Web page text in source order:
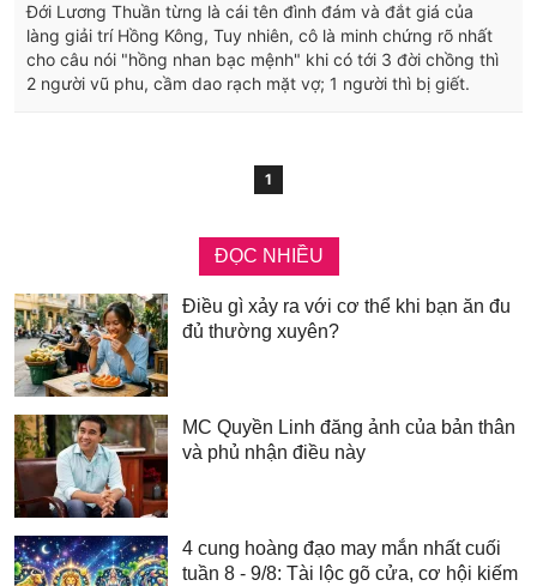
Đới Lương Thuần từng là cái tên đình đám và đắt giá của
làng giải trí Hồng Kông, Tuy nhiên, cô là minh chứng rõ nhất
cho câu nói "hồng nhan bạc mệnh" khi có tới 3 đời chồng thì
2 người vũ phu, cầm dao rạch mặt vợ; 1 người thì bị giết.
1
ĐỌC NHIỀU
Điều gì xảy ra với cơ thể khi bạn ăn đu
đủ thường xuyên?
MC Quyền Linh đăng ảnh của bản thân
và phủ nhận điều này
4 cung hoàng đạo may mắn nhất cuối
tuần 8 - 9/8: Tài lộc gõ cửa, cơ hội kiếm